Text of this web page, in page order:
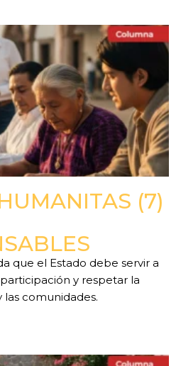
(7)
que el Estado debe servir a
y respetar la
las comunidades.